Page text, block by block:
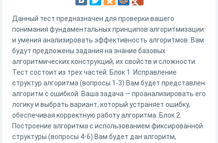
Данный тест предназначен для проверки вашего
понимания фундаментальных принципов алгоритмизации
и умения анализировать эффективность алгоритмов. Вам
будут предложены задания на знание базовых
алгоритмических конструкций, их свойств и сложности.
Тест состоит из трех частей: Блок 1. Исправление
структур алгоритма (вопросы 1-3) Вам будет представлен
алгоритм с ошибкой. Ваша задача — проанализировать его
логику и выбрать вариант, который устраняет ошибку,
обеспечивая корректную работу алгоритма. Блок 2.
Построение алгоритма с использованием фиксированной
структуры (вопросы 4-6) Вам будет дан алгоритм,